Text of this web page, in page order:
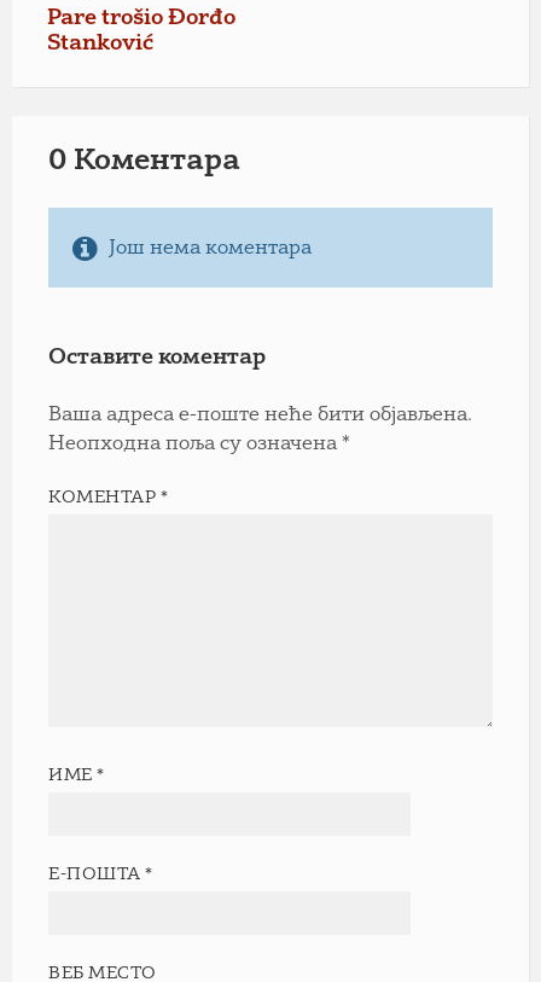
Pare trošio Đorđo
Stanković
0 Коментарa
Још нема коментара
Оставите коментар
Ваша адреса е-поште неће бити објављена.
Неопходна поља су означена *
КОМЕНТАР*
ИМЕ*
Е-ПОШТА*
ВЕБ МЕСТО